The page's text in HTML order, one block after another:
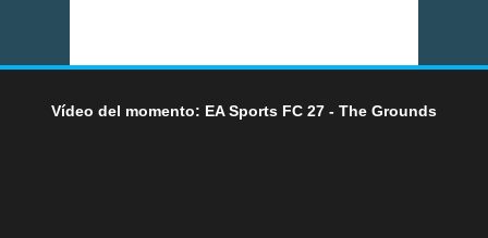
Vídeo del momento: EA Sports FC 27 - The Grounds